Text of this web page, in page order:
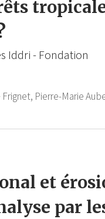
Iddri - Fondation
Pierre-Marie
et
par